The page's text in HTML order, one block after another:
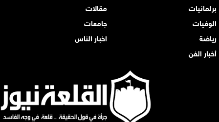
برلمانيات
مقالات
الوفيات
جامعات
رياضة
اخبار الناس
أخبار الفن